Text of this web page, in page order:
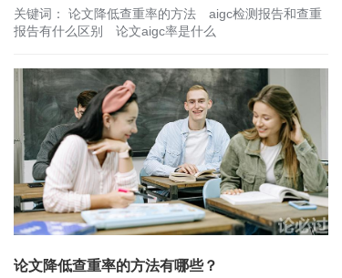
关键词： 论文降低查重率的方法
aigc检测报告和查重
报告有什么区别
论文aigc率是什么
论文降低查重率的方法有哪些？